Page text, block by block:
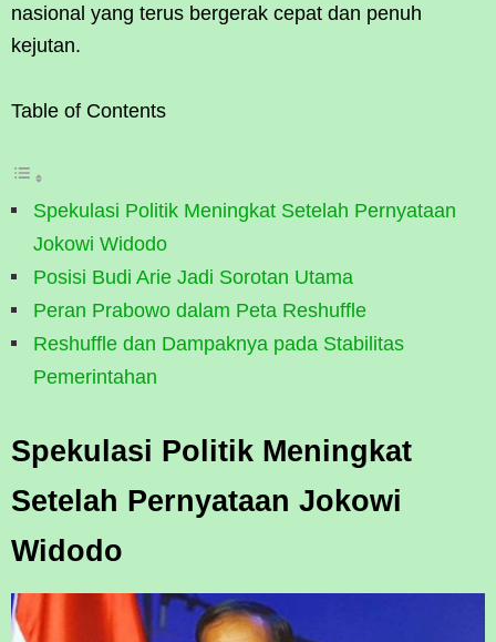
nasional yang terus bergerak cepat dan penuh
kejutan.
Table of Contents
Spekulasi Politik Meningkat Setelah Pernyataan
Jokowi Widodo
Posisi Budi Arie Jadi Sorotan Utama
Peran Prabowo dalam Peta Reshuffle
Reshuffle dan Dampaknya pada Stabilitas
Pemerintahan
Spekulasi Politik Meningkat
Setelah Pernyataan Jokowi
Widodo